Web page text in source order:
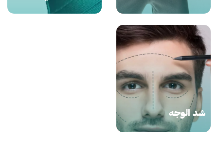
شد الوجه